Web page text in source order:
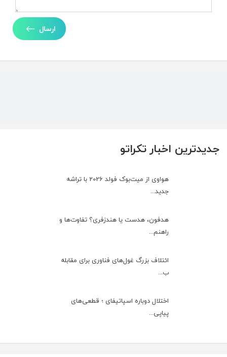
جدیدترین اخبار تکراتو
هواوی از میت‌بوک فولد 2026 با تراشه
جدید...
هدفون، هدست یا هندزفری؟ تفاوت‌ها و
راهنم...
ائتلاف بزرگ غول‌های فناوری برای مقابله
ب...
اختلال دوباره اسپاتیفای ؛ قطعی‌های
پیاپی...
ارسال